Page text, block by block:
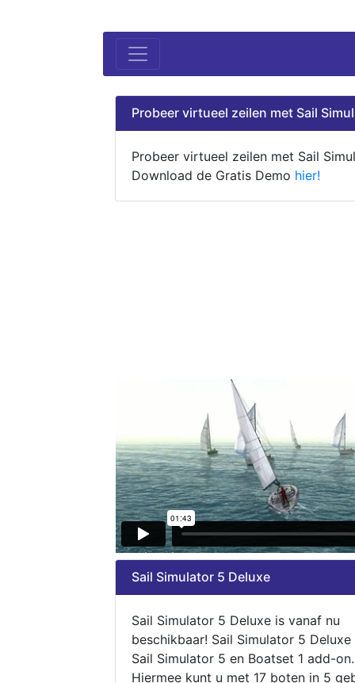
Probeer virtueel zeilen met Sail
Probeer virtueel zeilen met Sail
Download de Gratis Demo hier!
Sail Simulator 5 Deluxe
Sail Simulator 5 Deluxe is vanaf nu
beschikbaar! Sail Simulator 5
Sail Simulator 5 en Boatset 1 add-on.
Hiermee kunt u met 17 boten in 5